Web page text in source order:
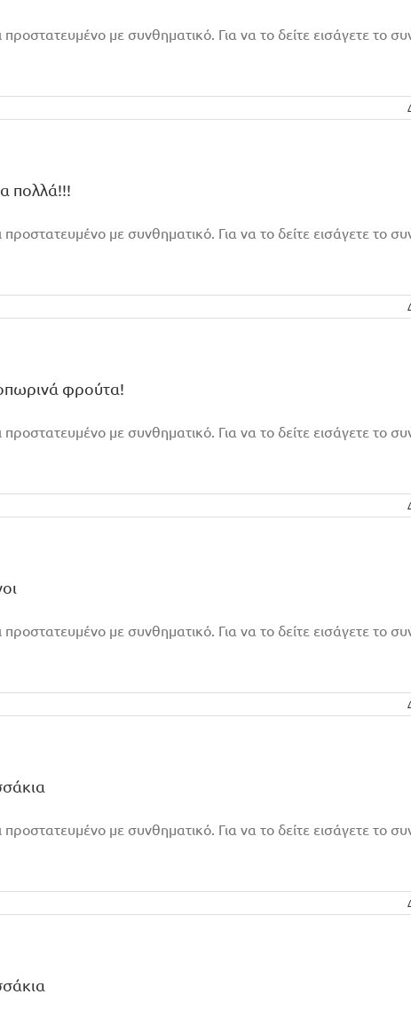
προστατευμένο με συνθηματικό. Για να το δείτε εισάγετε το
πολλά!!!
προστατευμένο με συνθηματικό. Για να το δείτε εισάγετε το
φρούτα!
προστατευμένο με συνθηματικό. Για να το δείτε εισάγετε το
προστατευμένο με συνθηματικό. Για να το δείτε εισάγετε το
προστατευμένο με συνθηματικό. Για να το δείτε εισάγετε το